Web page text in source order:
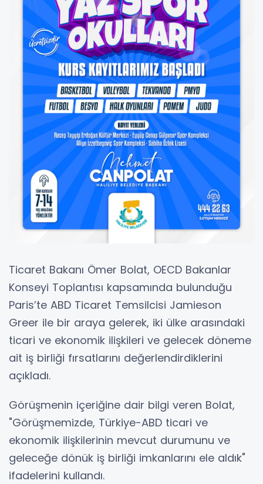
Ticaret Bakanı Ömer Bolat, OECD Bakanlar
Konseyi Toplantısı kapsamında bulunduğu
Paris’te ABD Ticaret Temsilcisi Jamieson
Greer ile bir araya gelerek, iki ülke arasındaki
ticari ve ekonomik ilişkileri ve gelecek döneme
ait iş birliği fırsatlarını değerlendirdiklerini
açıkladı.
Görüşmenin içeriğine dair bilgi veren Bolat,
"Görüşmemizde, Türkiye-ABD ticari ve
ekonomik ilişkilerinin mevcut durumunu ve
geleceğe dönük iş birliği imkanlarını ele aldık"
ifadelerini kullandı.